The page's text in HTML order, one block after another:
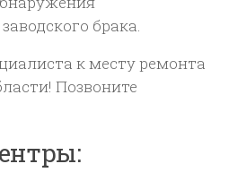
брака.
к месту ремонта
Позвоните